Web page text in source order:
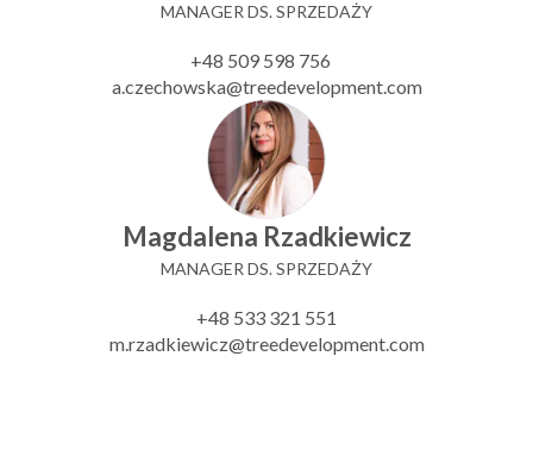
MANAGER DS. SPRZEDAŻY
+48 509 598 756
a.czechowska@treedevelopment.com
Magdalena Rzadkiewicz
MANAGER DS. SPRZEDAŻY
+48 533 321 551
m.rzadkiewicz@treedevelopment.com